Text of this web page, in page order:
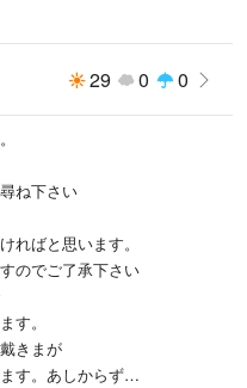
29 0 0
ね下さい
ればと思います。
のでご了承下さい
す。
きまが
す。あしからず